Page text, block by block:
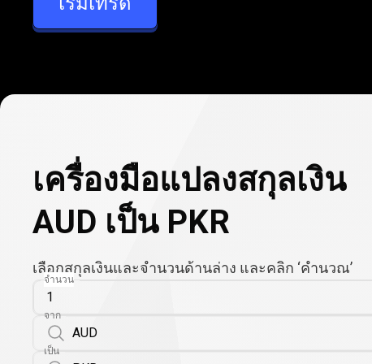
PKR
เครื่องมือแปลงสกุลเงิน
AUD เป็น PKR
เลือกสกุลเงินและจำนวนด้านล่าง และคลิก ‘คำนวณ’
จำนวน
จาก
เป็น